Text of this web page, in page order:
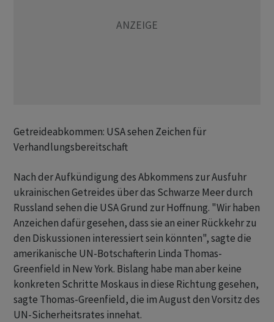
Getreideabkommen: USA sehen Zeichen für
Verhandlungsbereitschaft
Nach der Aufkündigung des Abkommens zur Ausfuhr
ukrainischen Getreides über das Schwarze Meer durch
Russland sehen die USA Grund zur Hoffnung. "Wir haben
Anzeichen dafür gesehen, dass sie an einer Rückkehr zu
den Diskussionen interessiert sein könnten", sagte die
amerikanische UN-Botschafterin Linda Thomas-
Greenfield in New York. Bislang habe man aber keine
konkreten Schritte Moskaus in diese Richtung gesehen,
sagte Thomas-Greenfield, die im August den Vorsitz des
UN-Sicherheitsrates innehat.